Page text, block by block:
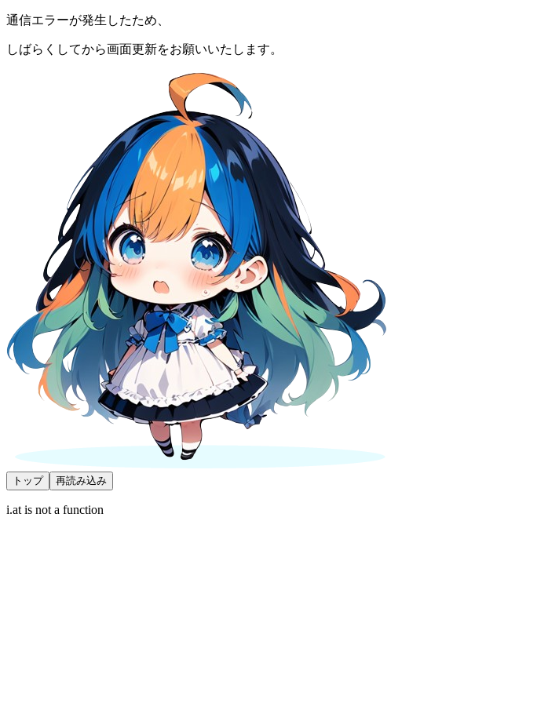
通信エラーが発生したため、
しばらくしてから画面更新をお願いいたします。
トップ 再読み込み
i.at is not a function